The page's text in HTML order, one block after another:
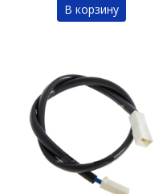
В корзину